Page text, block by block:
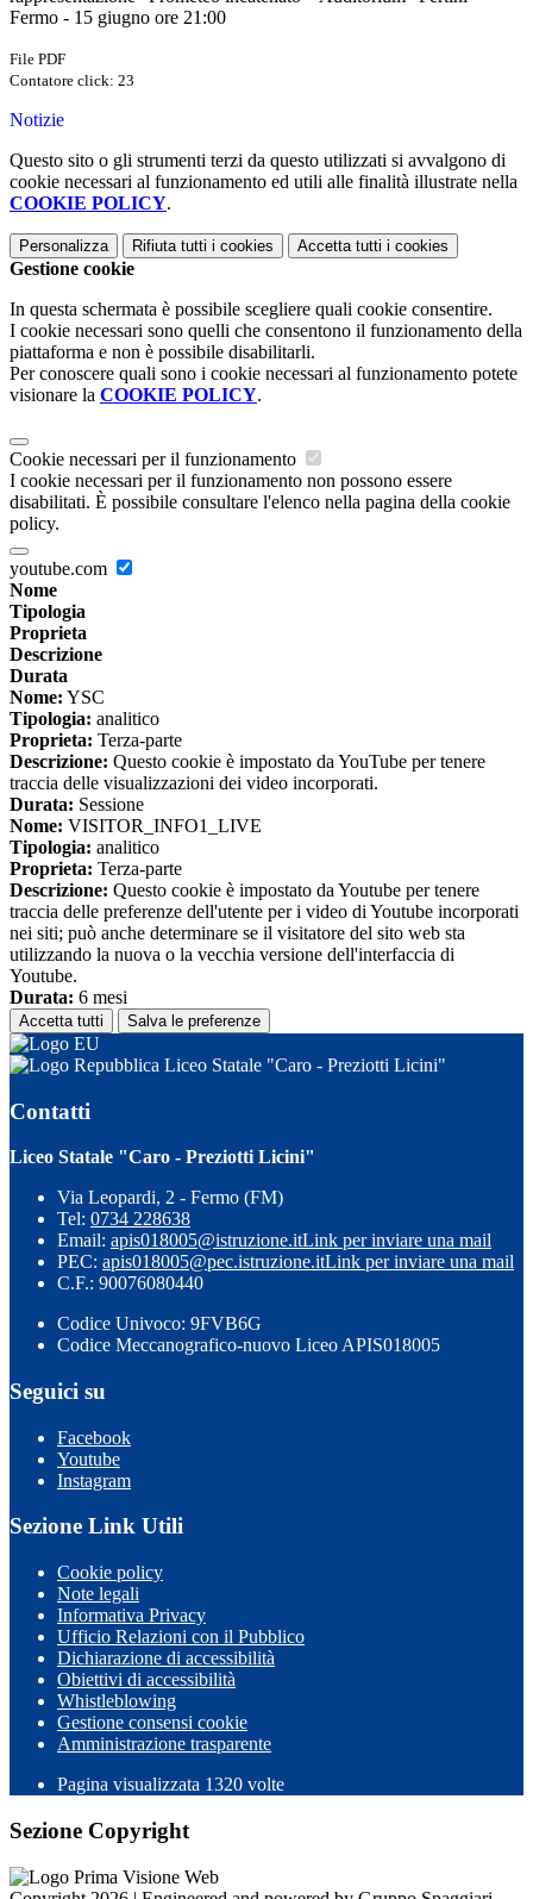
Fermo - 15 giugno ore 21:00
File PDF
Contatore click: 23
Notizie
Questo sito o gli strumenti terzi da questo utilizzati si avvalgono di
cookie necessari al funzionamento ed utili alle finalità illustrate nella
COOKIE POLICY.
Personalizza Rifiuta tutti i cookies Accetta tutti i cookies
Gestione cookie
In questa schermata è possibile scegliere quali cookie consentire.
I cookie necessari sono quelli che consentono il funzionamento della
piattaforma e non è possibile disabilitarli.
Per conoscere quali sono i cookie necessari al funzionamento potete
visionare la COOKIE POLICY.
Cookie necessari per il funzionamento
I cookie necessari per il funzionamento non possono essere
disabilitati. È possibile consultare l'elenco nella pagina della cookie
policy.
youtube.com
Nome
Tipologia
Proprieta
Descrizione
Durata
Nome: YSC
Tipologia: analitico
Proprieta: Terza-parte
Descrizione: Questo cookie è impostato da YouTube per tenere
traccia delle visualizzazioni dei video incorporati.
Durata: Sessione
Nome: VISITOR_INFO1_LIVE
Tipologia: analitico
Proprieta: Terza-parte
Descrizione: Questo cookie è impostato da Youtube per tenere
traccia delle preferenze dell'utente per i video di Youtube incorporati
nei siti; può anche determinare se il visitatore del sito web sta
utilizzando la nuova o la vecchia versione dell'interfaccia di
Youtube.
Durata: 6 mesi
Accetta tutti Salva le preferenze
Liceo Statale "Caro - Preziotti Licini"
Contatti
Liceo Statale "Caro - Preziotti Licini"
Via Leopardi, 2 - Fermo (FM)
Tel: 0734 228638
Email: apis018005@istruzione.itLink per inviare una mail
PEC: apis018005@pec.istruzione.itLink per inviare una mail
C.F.: 90076080440
Codice Univoco: 9FVB6G
Codice Meccanografico-nuovo Liceo APIS018005
Seguici su
Facebook
Youtube
Instagram
Sezione Link Utili
Cookie policy
Note legali
Informativa Privacy
Ufficio Relazioni con il Pubblico
Dichiarazione di accessibilità
Obiettivi di accessibilità
Whistleblowing
Gestione consensi cookie
Amministrazione trasparente
Pagina visualizzata 1320 volte
Sezione Copyright